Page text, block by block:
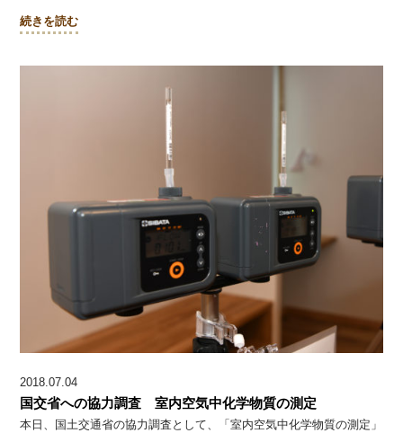
続きを読む
2018.07.04
国交省への協力調査 室内空気中化学物質の測定
本日、国土交通省の協力調査として、「室内空気中化学物質の測定」